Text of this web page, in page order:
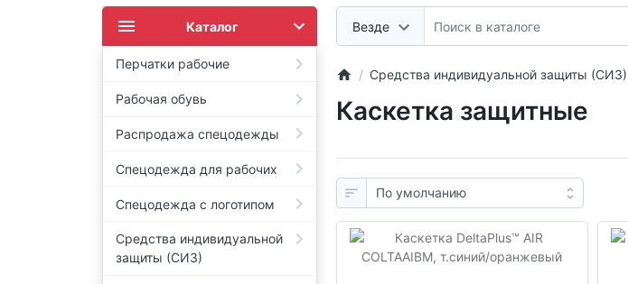
Везде
Каталог
Перчатки рабочие
Рабочая обувь
Распродажа спецодежды
Спецодежда для рабочих
Спецодежда с логотипом
Средства индивидуальной
защиты (СИЗ)
Средства индивидуальной защиты (СИЗ)
Каскетка защитные